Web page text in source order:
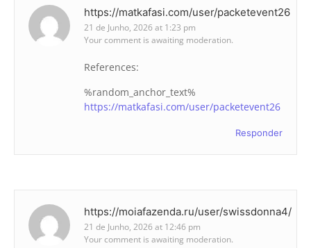
https://matkafasi.com/user/packetevent26
21 de Junho, 2026 at 1:23 pm
Your comment is awaiting moderation.
References:
%random_anchor_text%
https://matkafasi.com/user/packetevent26
Responder
https://moiafazenda.ru/user/swissdonna4/
21 de Junho, 2026 at 12:46 pm
Your comment is awaiting moderation.